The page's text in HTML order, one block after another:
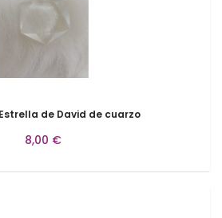
de David de cuarzo
8,00 €